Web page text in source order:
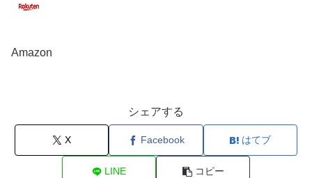
Amazon
シェアする
X Facebook はてブ
LINE コピー